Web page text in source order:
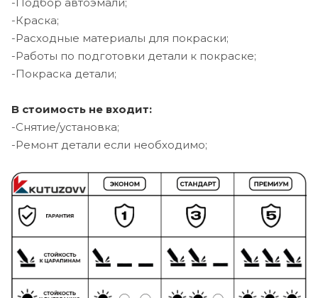
-Краска;
-Расходные материалы для покраски;
-Работы по подготовки детали к покраске;
-Покраска детали;
В стоимость не входит:
-Снятие/установка;
-Ремонт детали если необходимо;